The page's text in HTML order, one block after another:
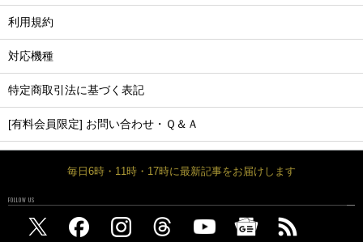
利用規約
対応機種
特定商取引法に基づく表記
[有料会員限定] お問い合わせ・Ｑ＆Ａ
毎日6時・11時・17時に最新記事をお届けします
FOLLOW US